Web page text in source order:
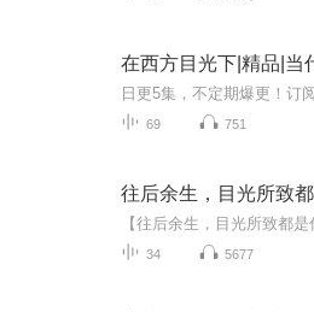
在西方目光下|精品|当
69 751
往后余生，目光所致
34 5677